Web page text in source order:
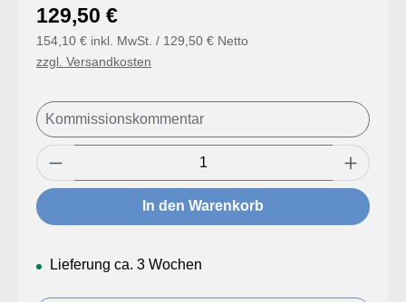
Regulärer Preis:
129,50 €
154,10 € inkl. MwSt. / 129,50 € Netto
zzgl. Versandkosten
Produkt Anzahl: Gib den gewünschten
In den Warenkorb
Lieferung ca. 3 Wochen